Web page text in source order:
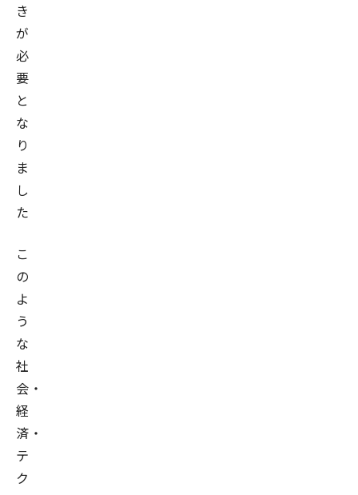
き
が
必
要
と
な
り
ま
し
た
こ
の
よ
う
な
社
会・
経
済・
テ
ク